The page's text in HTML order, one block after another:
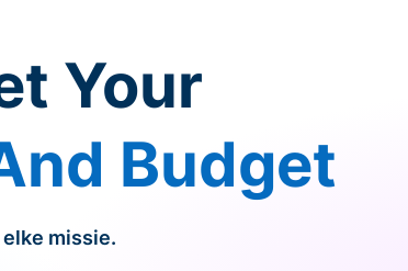
Your
Budget
missie.